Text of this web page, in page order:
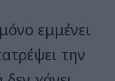
εμμένει
την